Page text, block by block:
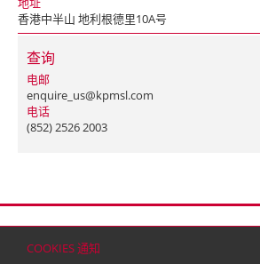
COOKIES 通知
香港中半山 地利根德里10A号
查询
电邮
enquire_us@kpmsl.com
电话
(852) 2526 2003
© 2026 嘉里建设有限公司 (于百慕达注册成立之有限公司)